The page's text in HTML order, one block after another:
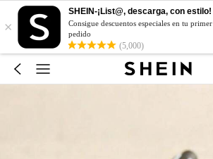
×
SHEIN-¡List@, descarga, con estilo!
Consigue descuentos especiales en tu primer
pedido
(5,000)